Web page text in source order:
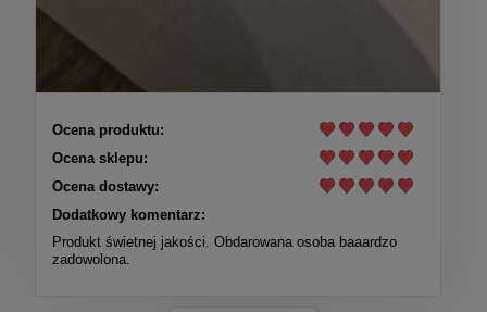
Ocena produktu:
Ocena sklepu:
Ocena dostawy:
Dodatkowy komentarz:
Produkt świetnej jakości. Obdarowana osoba baaardzo
zadowolona.